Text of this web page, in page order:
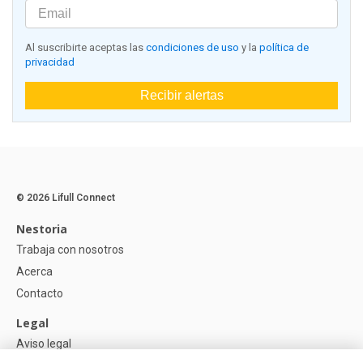
Al suscribirte aceptas las condiciones de uso y la política de
privacidad
Recibir alertas
© 2026 Lifull Connect
Nestoria
Trabaja con nosotros
Acerca
Contacto
Legal
Aviso legal